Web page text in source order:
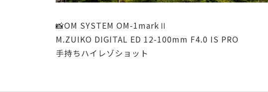
📸OM SYSTEM OM-1markⅡ
M.ZUIKO DIGITAL ED 12-100mm F4.0 IS PRO
手持ちハイレゾショット